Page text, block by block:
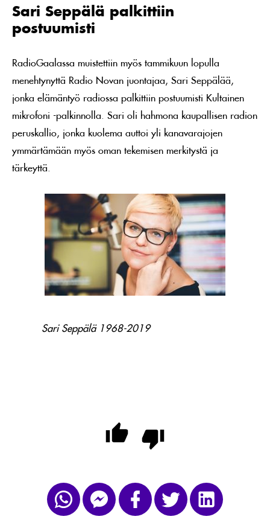
Sari Seppälä palkittiin
postuumisti
RadioGaalassa muistettiin myös tammikuun lopulla
menehtynyttä Radio Novan juontajaa, Sari Seppälää,
jonka elämäntyö radiossa palkittiin postuumisti Kultainen
mikrofoni -palkinnolla. Sari oli hahmona kaupallisen radion
peruskallio, jonka kuolema auttoi yli kanavarajojen
ymmärtämään myös oman tekemisen merkitystä ja
tärkeyttä.
Sari Seppälä 1968-2019